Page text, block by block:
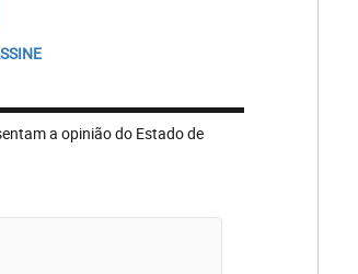
a opinião do Estado de